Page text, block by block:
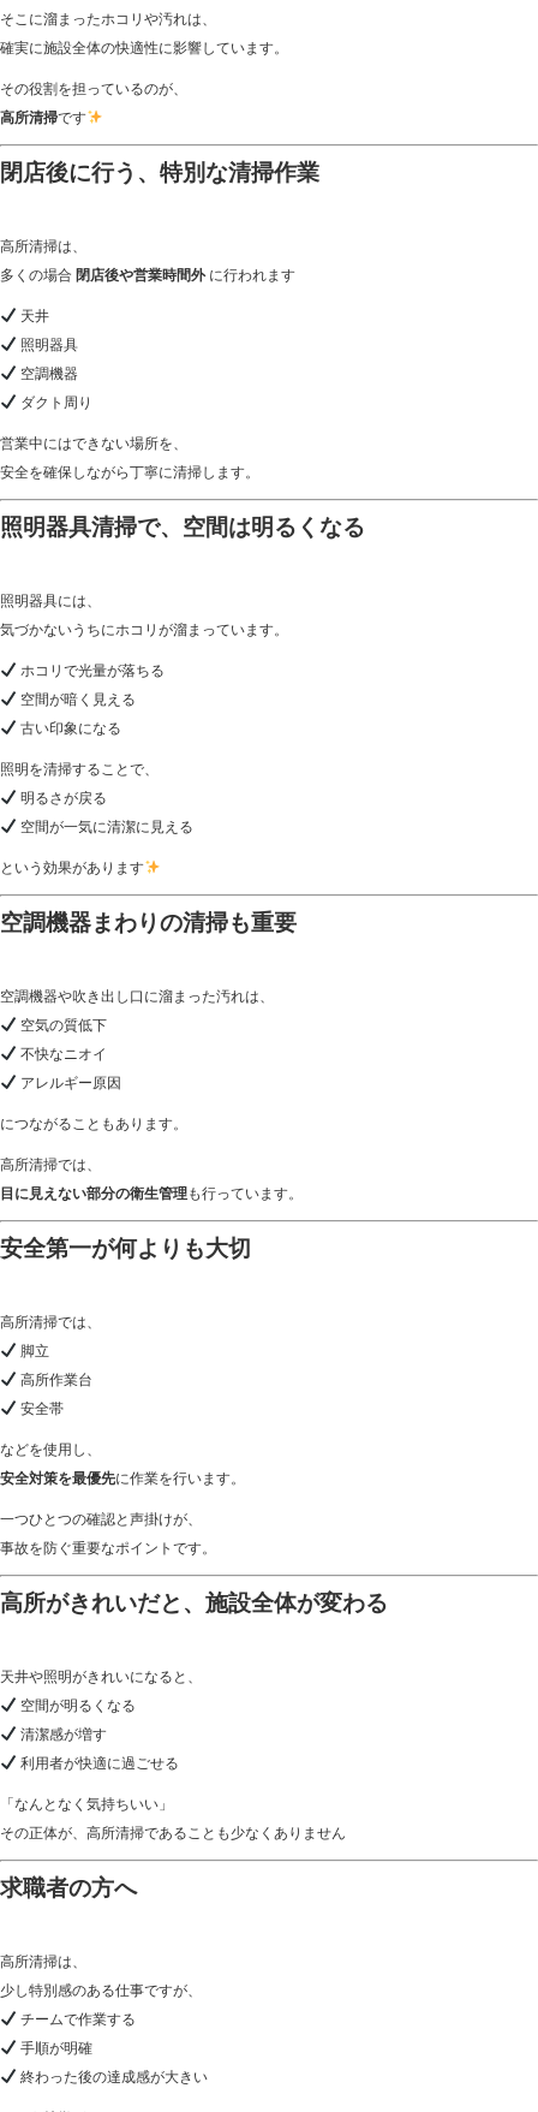
そこに溜まったホコリや汚れは、
確実に施設全体の快適性に影響しています。
その役割を担っているのが、
高所清掃です
閉店後に行う、特別な清掃作業
高所清掃は、
多くの場合 閉店後や営業時間外に行われます
天井
照明器具
空調機器
ダクト周り
営業中にはできない場所を、
安全を確保しながら丁寧に清掃します。
照明器具清掃で、空間は明るくなる
照明器具には、
気づかないうちにホコリが溜まっています。
ホコリで光量が落ちる
空間が暗く見える
古い印象になる
照明を清掃することで、
明るさが戻る
空間が一気に清潔に見える
という効果があります
空調機器まわりの清掃も重要
空調機器や吹き出し口に溜まった汚れは、
空気の質低下
不快なニオイ
アレルギー原因
につながることもあります。
高所清掃では、
目に見えない部分の衛生管理も行っています。
安全第一が何よりも大切
高所清掃では、
脚立
高所作業台
安全帯
などを使用し、
安全対策を最優先に作業を行います。
一つひとつの確認と声掛けが、
事故を防ぐ重要なポイントです。
高所がきれいだと、施設全体が変わる
天井や照明がきれいになると、
空間が明るくなる
清潔感が増す
利用者が快適に過ごせる
「なんとなく気持ちいい」
その正体が、高所清掃であることも少なくありません
求職者の方へ
高所清掃は、
少し特別感のある仕事ですが、
チームで作業する
手順が明確
終わった後の達成感が大きい